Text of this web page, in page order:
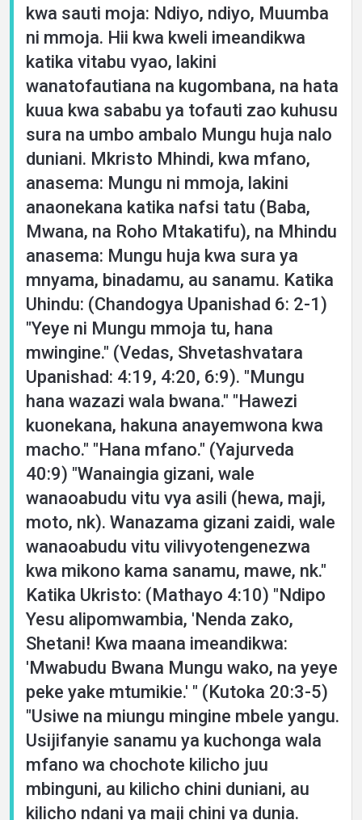
kwa sauti moja: Ndiyo, ndiyo, Muumba
ni mmoja. Hii kwa kweli imeandikwa
katika vitabu vyao, lakini
wanatofautiana na kugombana, na hata
kuua kwa sababu ya tofauti zao kuhusu
sura na umbo ambalo Mungu huja nalo
duniani. Mkristo Mhindi, kwa mfano,
anasema: Mungu ni mmoja, lakini
anaonekana katika nafsi tatu (Baba,
Mwana, na Roho Mtakatifu), na Mhindu
anasema: Mungu huja kwa sura ya
mnyama, binadamu, au sanamu. Katika
Uhindu: (Chandogya Upanishad 6: 2-1)
"Yeye ni Mungu mmoja tu, hana
mwingine." (Vedas, Shvetashvatara
Upanishad: 4:19, 4:20, 6:9). "Mungu
hana wazazi wala bwana." "Hawezi
kuonekana, hakuna anayemwona kwa
macho." "Hana mfano." (Yajurveda
40:9) "Wanaingia gizani, wale
wanaoabudu vitu vya asili (hewa, maji,
moto, nk). Wanazama gizani zaidi, wale
wanaoabudu vitu vilivyotengenezwa
kwa mikono kama sanamu, mawe, nk."
Katika Ukristo: (Mathayo 4:10) "Ndipo
Yesu alipomwambia, 'Nenda zako,
Shetani! Kwa maana imeandikwa:
'Mwabudu Bwana Mungu wako, na yeye
peke yake mtumikie.' " (Kutoka 20:3-5)
"Usiwe na miungu mingine mbele yangu.
Usijifanyie sanamu ya kuchonga wala
mfano wa chochote kilicho juu
mbinguni, au kilicho chini duniani, au
kilicho ndani ya maji chini ya dunia.